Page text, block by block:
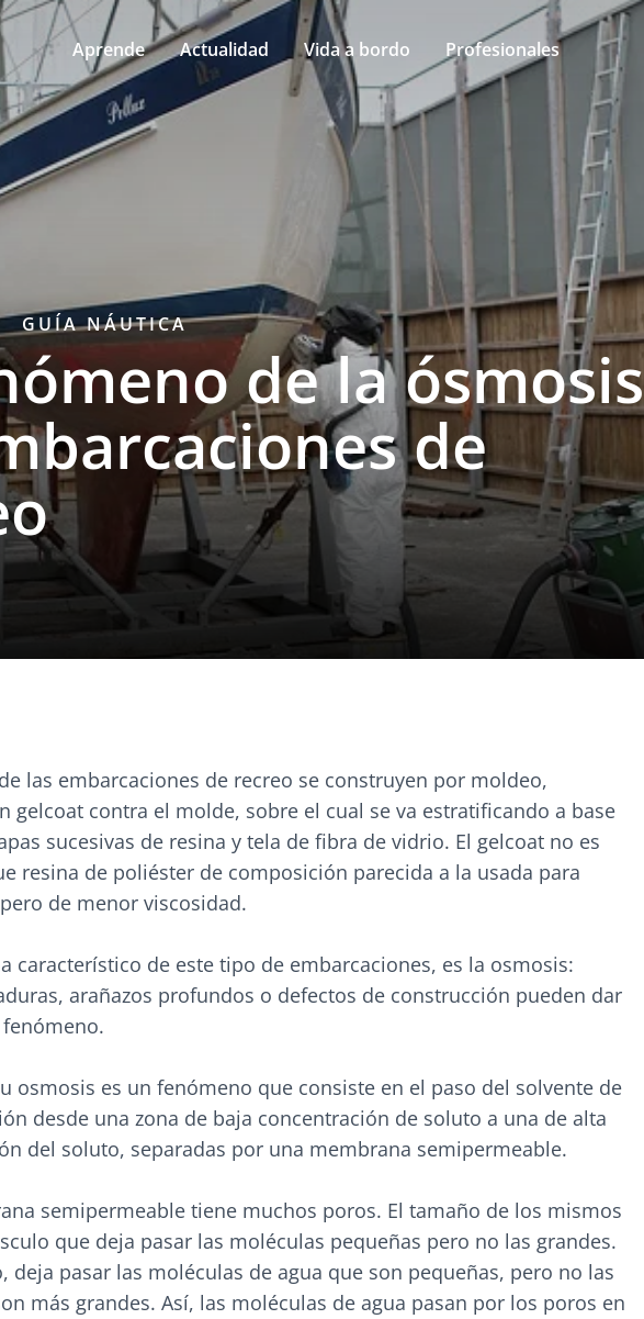
Aprende Actualidad Vida a bordo Profesionales
GUÍA NÁUTICA
de la ósmosis
de
las embarcaciones de recreo se construyen por moldeo,
gelcoat contra el molde, sobre el cual se va estratificando a base
sucesivas de resina y tela de fibra de vidrio. El gelcoat no es
resina de poliéster de composición parecida a la usada para
de menor viscosidad.
característico de este tipo de embarcaciones, es la osmosis:
arañazos profundos o defectos de construcción pueden dar
osmosis es un fenómeno que consiste en el paso del solvente de
desde una zona de baja concentración de soluto a una de alta
del soluto, separadas por una membrana semipermeable.
semipermeable tiene muchos poros. El tamaño de los mismos
que deja pasar las moléculas pequeñas pero no las grandes.
deja pasar las moléculas de agua que son pequeñas, pero no las
más grandes. Así, las moléculas de agua pasan por los poros en